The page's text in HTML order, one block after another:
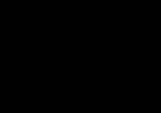
оказался очень
несколько дней я
можно было легко